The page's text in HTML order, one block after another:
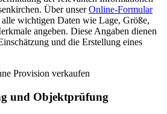
Über unserOnline-Formular
wichtigen Daten wie Lage, Größe,
angeben. Diese Angaben dienen
und die Erstellung eines
und Objektprüfung